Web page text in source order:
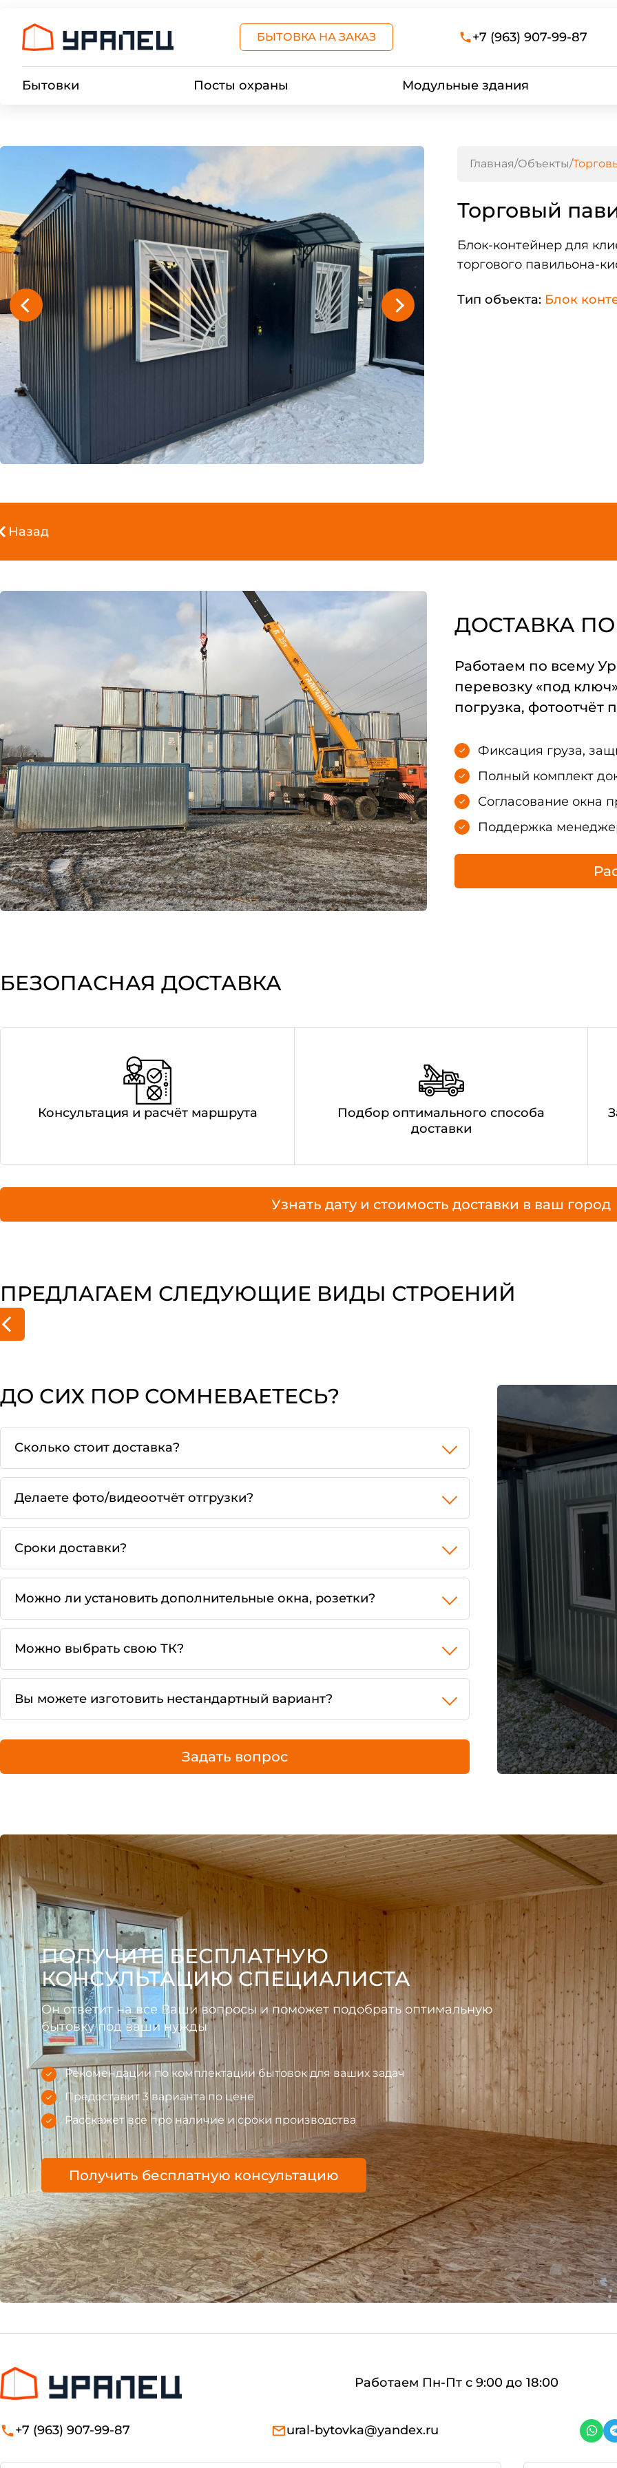
БЫТОВКА НА ЗАКАЗ +7 (963) 907-99-87
Бытовки Посты охраны Модульные здания
Главная/Объекты/
Торговый
Блок-контейнер для
торгового павильона-
Тип объекта: Блок
Назад
ДОСТАВКА
Работаем по всему
перевозку «под
погрузка, фотоотчёт
Фиксация груза,
Полный комплект
Согласование окна
Поддержка
БЕЗОПАСНАЯ ДОСТАВКА
Консультация и расчёт маршрута
Подбор оптимального способа
доставки
Узнать дату и стоимость доставки в ваш город
ПРЕДЛАГАЕМ СЛЕДУЮЩИЕ ВИДЫ СТРОЕНИЙ
ДО СИХ ПОР СОМНЕВАЕТЕСЬ?
Сколько стоит доставка?
Делаете фото/видеоотчёт отгрузки?
Сроки доставки?
Можно ли установить дополнительные окна, розетки?
Можно выбрать свою ТК?
Вы можете изготовить нестандартный вариант?
Задать вопрос
ПОЛУЧИТЕ БЕСПЛАТНУЮ
КОНСУЛЬТАЦИЮ СПЕЦИАЛИСТА
Он ответит на все Ваши вопросы и поможет подобрать оптимальную
бытовку под ваши нужды
Рекомендации по комплектации бытовок для ваших задач
Предоставит 3 варианта по цене
Расскажет все про наличие и сроки производства
Получить бесплатную консультацию
Работаем Пн-Пт с 9:00 до 18:00
+7 (963) 907-99-87 ural-bytovka@yandex.ru